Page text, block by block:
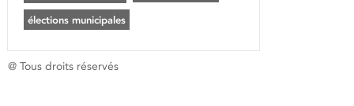
élections municipales
@ Tous droits réservés